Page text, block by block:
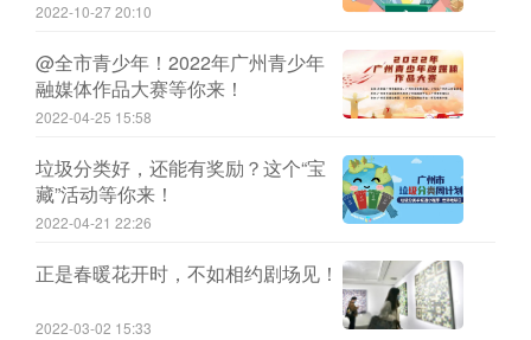
2022-10-27 20:10
@全市青少年！2022年广州青少年
融媒体作品大赛等你来！
2022-04-25 15:58
垃圾分类好，还能有奖励？这个“宝
藏”活动等你来！
2022-04-21 22:26
正是春暖花开时，不如相约剧场见！
2022-03-02 15:33